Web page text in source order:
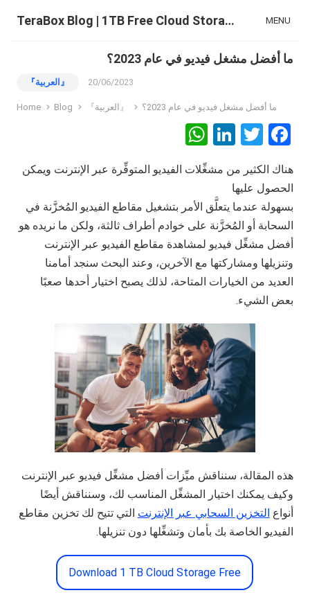
TeraBox Blog | 1TB Free Cloud Storage & All-in-One AI Space MENU
ما أفضل مشغل فيديو في عام 2023؟
『العربية』 20/06/2023
Home Blog 『العربية』 ما أفضل مشغل فيديو في عام 2023؟
F
ce
b
o
o
k
T
tt
er
Li
n
ke
dI
n
at
s
A
p
p
هناك الكثير من مشغِّلات الفيديو المتوفِّرة عبر الإنترنت ويمكن
الحصول عليها
بسهولة عندما يتعلَّق الأمر بتشغيل مقاطع الفيديو المُخزَّنة في
السحابة أو المُخزَّنة على خوادم أطراف ثالثة، ولكن ما نريده هو
أفضل مشغِّل فيديو لمشاهدة مقاطع الفيديو عبر الإنترنت
وتنزيلها ومشاركتها مع الآخرين، وعند البحث سنجد أمامنا
العديد من الخيارات المتاحة، لذلك يصبح اختيار أحدها صعبًا
بعض الشيء.
هذه المقالة، سنناقش ميِّزات أفضل مشغِّل فيديو عبر الإنترنت
وكيف يمكنك اختيار المشغِّل المناسب لك، وسنناقش أيضًا
أنواع التخزين السحابي عبر الإنترنت التي تتيح لك تخزين مقاطع
الفيديو الخاصة بك بأمان وتشغِّلها دون تنزيلها.
Download 1 TB Cloud Storage Free